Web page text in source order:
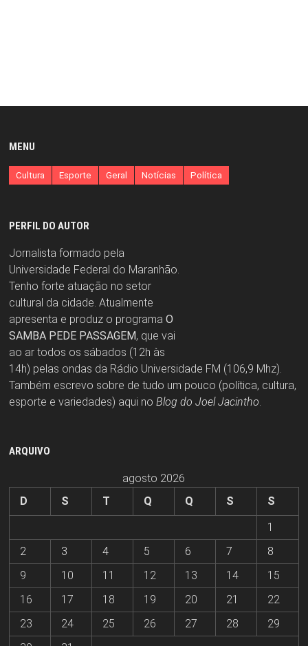
MENU
Cultura Esporte Geral Notícias Política
PERFIL DO AUTOR
Jornalista formado pela
Universidade Federal do Maranhão.
Tenho forte atuação no setor
cultural da cidade. Atualmente
apresenta e produz o programa O
SAMBA PEDE PASSAGEM, que vai
ao ar todos os sábados (12h às
14h) pelas ondas da Rádio Universidade FM (106,9 Mhz).
Também escrevo sobre de tudo um pouco (política, cultura,
esporte e variedades) aqui no Blog do Joel Jacintho
ARQUIVO
agosto 2026
D
S T Q Q S
S
1
2
3 4 5 6 7
8
9
10 11 12 13 14
15
16
17 18 19 20 21
22
23
24 25 26 27 28
29